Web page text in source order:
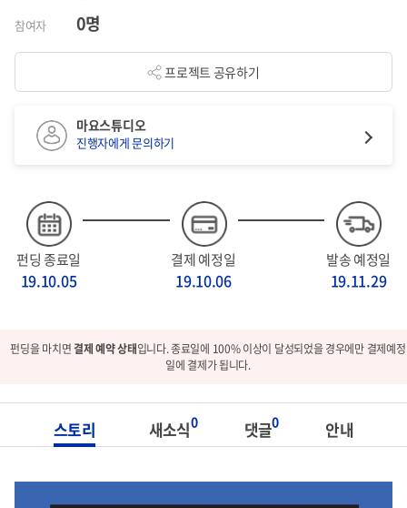
참여자 0명
프로젝트 공유하기
펀딩 종료일
19.10.05
결제 예정일
19.10.06
발송 예정일
19.11.29
마요스튜디오
진행자에게 문의하기
펀딩을 마치면결제 예약 상태입니다. 종료일에 100% 이상이 달성되었을 경우에만 결제예정
일에 결제가 됩니다.
스토리 새소식0 댓글0 안내